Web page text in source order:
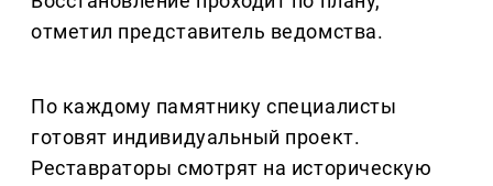
отметил представитель ведомства.
По каждому памятнику специалисты
готовят индивидуальный проект.
Реставраторы смотрят на историческую